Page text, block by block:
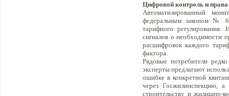
Цифровой контроль и права
Автоматизированный
федеральным законом №
тарифного
сигналов о необходимости
расшифровок каждого
фактора.
Рядовые потребители
эксперты предлагают
ошибке в конкретной
через Госжилинспекцию,
строительству и жилищно-